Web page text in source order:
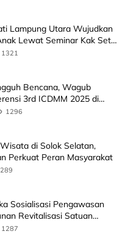
Lampung Utara Wujudkan
Lewat Seminar Kak Seto,
1321
Bencana, Wagub
3rd ICDMM 2025 di
1296
di Solok Selatan,
Perkuat Peran Masyarakat
Sosialisasi Pengawasan
Revitalisasi Satuan
1287